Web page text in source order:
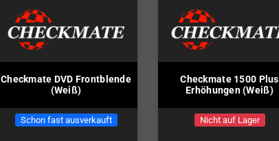
Checkmate DVD Frontblende
(Weiß)
Schon fast ausverkauft
Checkmate 1500 Plus
Erhöhungen (Weiß)
Nicht auf Lager